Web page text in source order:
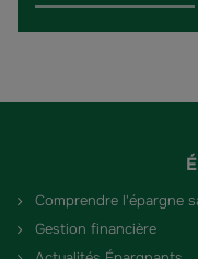
Comprendre l'épargne
Gestion financière